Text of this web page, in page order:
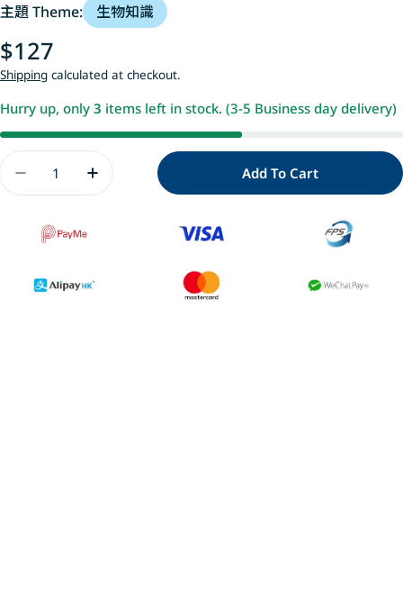
主題 Theme: 生物知識
Regular
price
$127
Shipping calculated at checkout.
Hurry up, only 3 items left in stock. (3-5 Business day delivery)
Decrease Quantity For 登登登!透光Show動物的偽
Increase Quantity For 登登登!透光Show
Add To Cart